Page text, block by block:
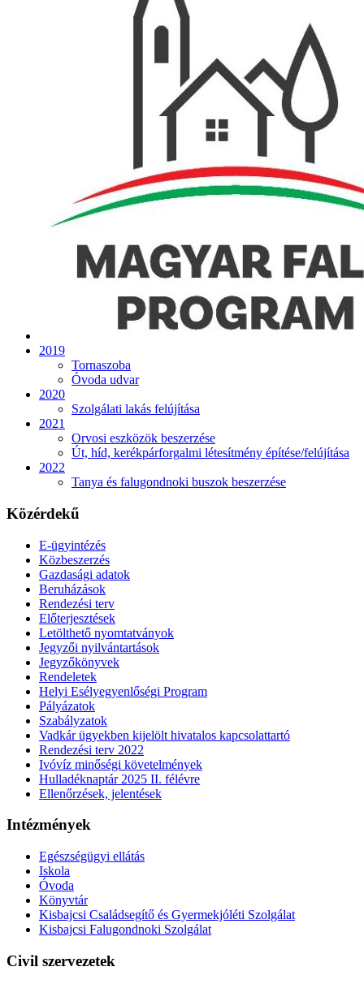
2019
Tornaszoba
Óvoda udvar
2020
Szolgálati lakás felújítása
2021
Orvosi eszközök beszerzése
Út, híd, kerékpárforgalmi létesítmény építése/felújítása
2022
Tanya és falugondnoki buszok beszerzése
Közérdekű
E-ügyintézés
Közbeszerzés
Gazdasági adatok
Beruházások
Rendezési terv
Előterjesztések
Letölthető nyomtatványok
Jegyzői nyilvántartások
Jegyzőkönyvek
Rendeletek
Helyi Esélyegyenlőségi Program
Pályázatok
Szabályzatok
Vadkár ügyekben kijelölt hivatalos kapcsolattartó
Rendezési terv 2022
Ivóvíz minőségi követelmények
Hulladéknaptár 2025 II. félévre
Ellenőrzések, jelentések
Intézmények
Egészségügyi ellátás
Iskola
Óvoda
Könyvtár
Kisbajcsi Családsegítő és Gyermekjóléti Szolgálat
Kisbajcsi Falugondnoki Szolgálat
Civil szervezetek